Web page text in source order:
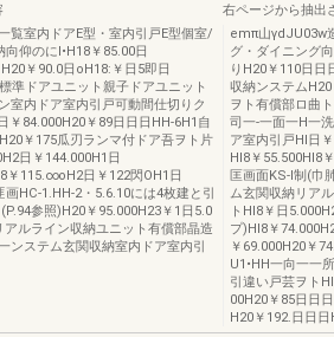
覧室内ドアE型・室内引戸E型個室/
仰のにl•H18￥85.00日
￥90.0日oH18:￥日5即日
準ドアユニット親子ドアユニット
室内ドア室内引戸可動間仕切りク
￥84.000H20￥89日日日HH-6H1自
￥175瓜刃ランマ付ドア吾ヲト片
日￥144.000H1日
￥115.∞oH2日￥122閃OH1日
画HC-1.HH-2・5.6.10には4枚建と引
参照)H20￥95.000H23￥1日5.0
ルライン収納ユニット有償部晶造
ンステム玄関収納室内ドア室内引
右ページから抽出
emπ山γdJU03w
グ・ダイニング
りH20￥110日日
収納ンステム
ヲト有償部ロ曲
司一-一面一H一
ア室内引戸HI日
HI8￥55.500HI8
匡画面KS-l制(巾
ム玄関収納リア
トHI8￥日
プ)HI8￥
￥69.000H20￥
U1•HH一向一一
引違い戸芸ヲト
00H20￥85日日
H20￥192.日日